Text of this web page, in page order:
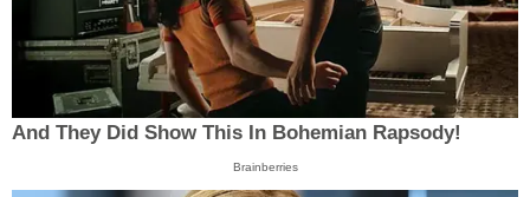
And They Did Show This In Bohemian Rapsody!
Brainberries